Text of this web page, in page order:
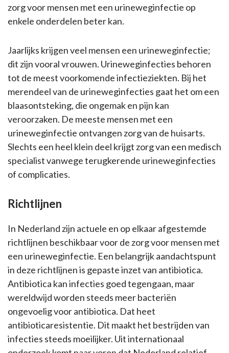
zorg voor mensen met een urineweginfectie op
enkele onderdelen beter kan.
Jaarlijks krijgen veel mensen een urineweginfectie;
dit zijn vooral vrouwen. Urineweginfecties behoren
tot de meest voorkomende infectieziekten. Bij het
merendeel van de urineweginfecties gaat het om een
blaasontsteking, die ongemak en pijn kan
veroorzaken. De meeste mensen met een
urineweginfectie ontvangen zorg van de huisarts.
Slechts een heel klein deel krijgt zorg van een medisch
specialist vanwege terugkerende urineweginfecties
of complicaties.
Richtlijnen
In Nederland zijn actuele en op elkaar afgestemde
richtlijnen beschikbaar voor de zorg voor mensen met
een urineweginfectie. Een belangrijk aandachtspunt
in deze richtlijnen is gepaste inzet van antibiotica.
Antibiotica kan infecties goed tegengaan, maar
wereldwijd worden steeds meer bacteriën
ongevoelig voor antibiotica. Dat heet
antibioticaresistentie. Dit maakt het bestrijden van
infecties steeds moeilijker. Uit internationaal